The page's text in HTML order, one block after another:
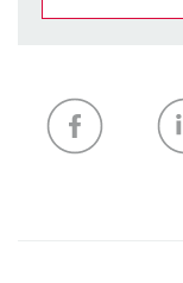
My list